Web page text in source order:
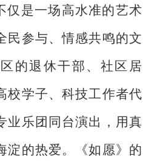
仅是一场高水准的艺术
民参与、情感共鸣的文
的退休干部、社区居
校学子、科技工作者代
业乐团同台演出，用真
淀的热爱。《如愿》的